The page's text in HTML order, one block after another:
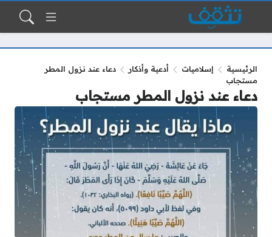
الرئيسية إسلاميات أدعية وأذكار
دعاء عند نزول المطر
مستجاب
دعاء عند نزول المطر مستجاب